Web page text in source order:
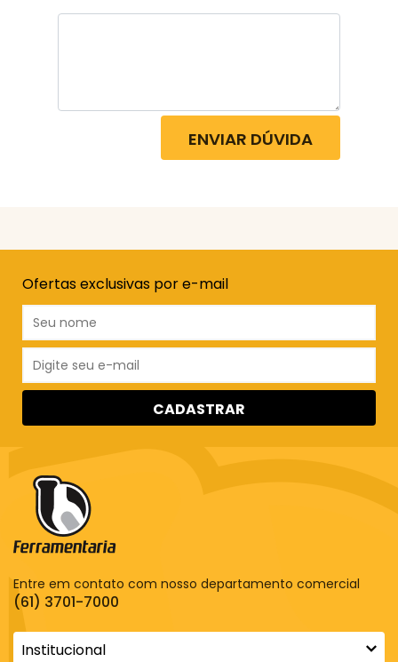
ENVIAR DÚVIDA
Ofertas exclusivas por e-mail
CADASTRAR
Entre em contato com nosso departamento comercial
(61) 3701-7000
Institucional